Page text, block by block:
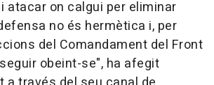
atacar on calgui per eliminar
no és hermètica i, per
del Comandament del Front
obeint-se", ha afegit